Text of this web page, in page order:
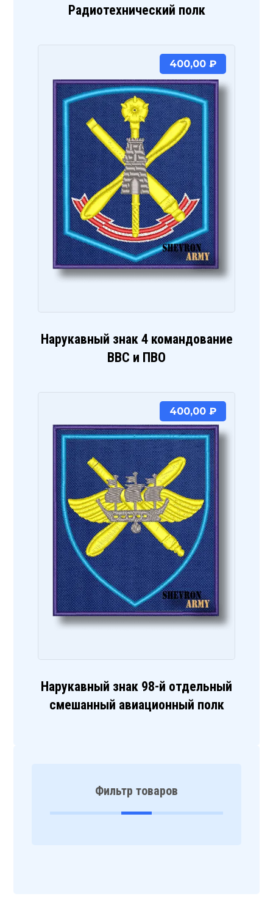
Радиотехнический полк
Нарукавный знак 4 командование
ВВС и ПВО
400,00 ₽
Нарукавный знак 98-й отдельный
смешанный авиационный полк
400,00 ₽
Фильтр товаров